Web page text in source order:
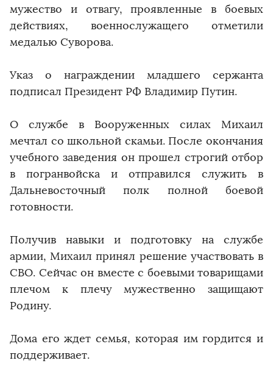
мужество и отвагу, проявленные в боевых
действиях, военнослужащего отметили
медалью Суворова.
Указ о награждении младшего сержанта
подписал Президент РФ Владимир Путин.
О службе в Вооруженных силах Михаил
мечтал со школьной скамьи. После окончания
учебного заведения он прошел строгий отбор
в погранвойска и отправился служить в
Дальневосточный полк полной боевой
готовности.
Получив навыки и подготовку на службе
армии, Михаил принял решение участвовать в
СВО. Сейчас он вместе с боевыми товарищами
плечом к плечу мужественно защищают
Родину.
Дома его ждет семья, которая им гордится и
поддерживает.